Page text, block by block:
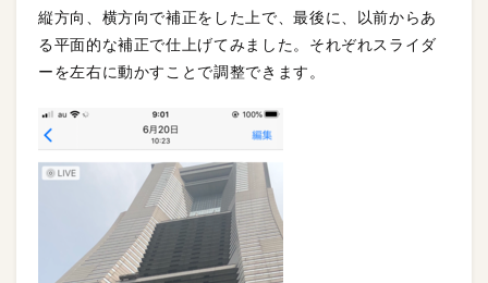
縦方向、横方向で補正をした上で、最後に、以前からあ
る平面的な補正で仕上げてみました。それぞれスライダ
ーを左右に動かすことで調整できます。